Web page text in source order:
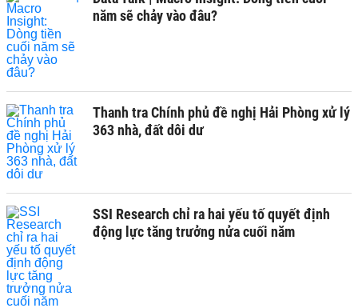
năm sẽ chảy vào đâu?
Thanh tra Chính phủ đề nghị Hải Phòng xử lý
363 nhà, đất dôi dư
SSI Research chỉ ra hai yếu tố quyết định
động lực tăng trưởng nửa cuối năm